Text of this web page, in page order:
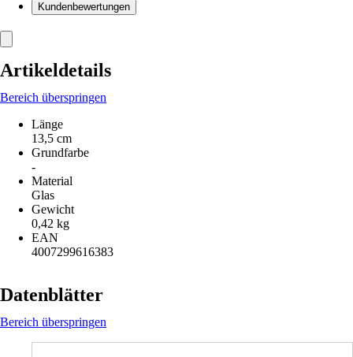
Kundenbewertungen
Artikeldetails
Bereich überspringen
Länge
13,5 cm
Grundfarbe
-
Material
Glas
Gewicht
0,42 kg
EAN
4007299616383
Datenblätter
Bereich überspringen